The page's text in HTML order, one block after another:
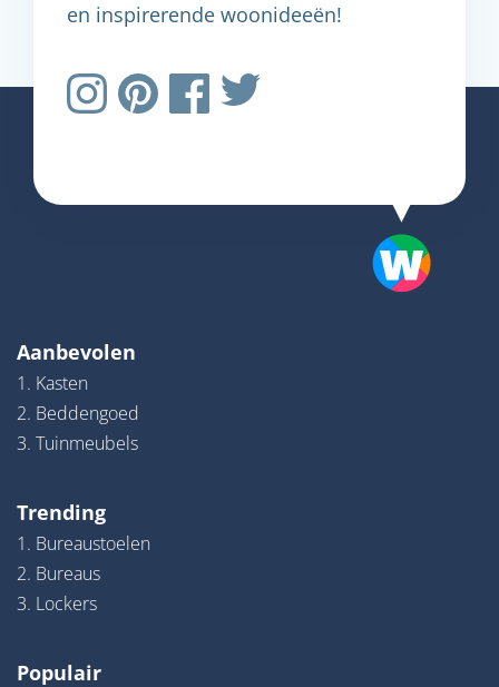
en inspirerende woonideeën!
Aanbevolen
1. Kasten
2. Beddengoed
3. Tuinmeubels
Trending
1. Bureaustoelen
2. Bureaus
3. Lockers
Populair